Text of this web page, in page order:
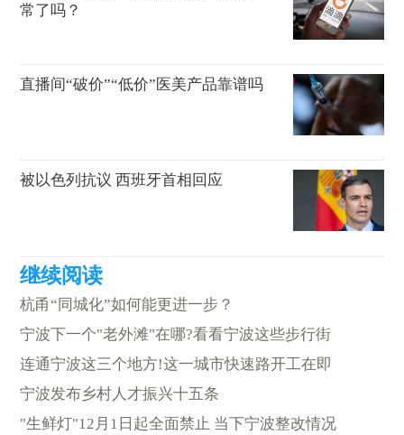
常了吗？
直播间“破价”“低价”医美产品靠谱吗
被以色列抗议 西班牙首相回应
杭甬“同城化”如何能更进一步？
宁波下一个"老外滩"在哪?看看宁波这些步行街
连通宁波这三个地方!这一城市快速路开工在即
宁波发布乡村人才振兴十五条
"生鲜灯"12月1日起全面禁止 当下宁波整改情况